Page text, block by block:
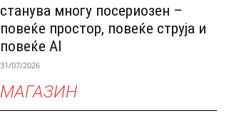
станува многу посериозен –
повеќе простор, повеќе струја и
повеќе AI
31/07/2026
МАГАЗИН